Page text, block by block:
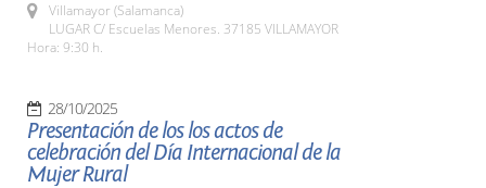
Villamayor (Salamanca)
LUGAR C/ Escuelas Menores. 37185 VILLAMAYOR
Hora: 9:30 h.
28/10/2025
Presentación de los los actos de
celebración del Día Internacional de la
Mujer Rural